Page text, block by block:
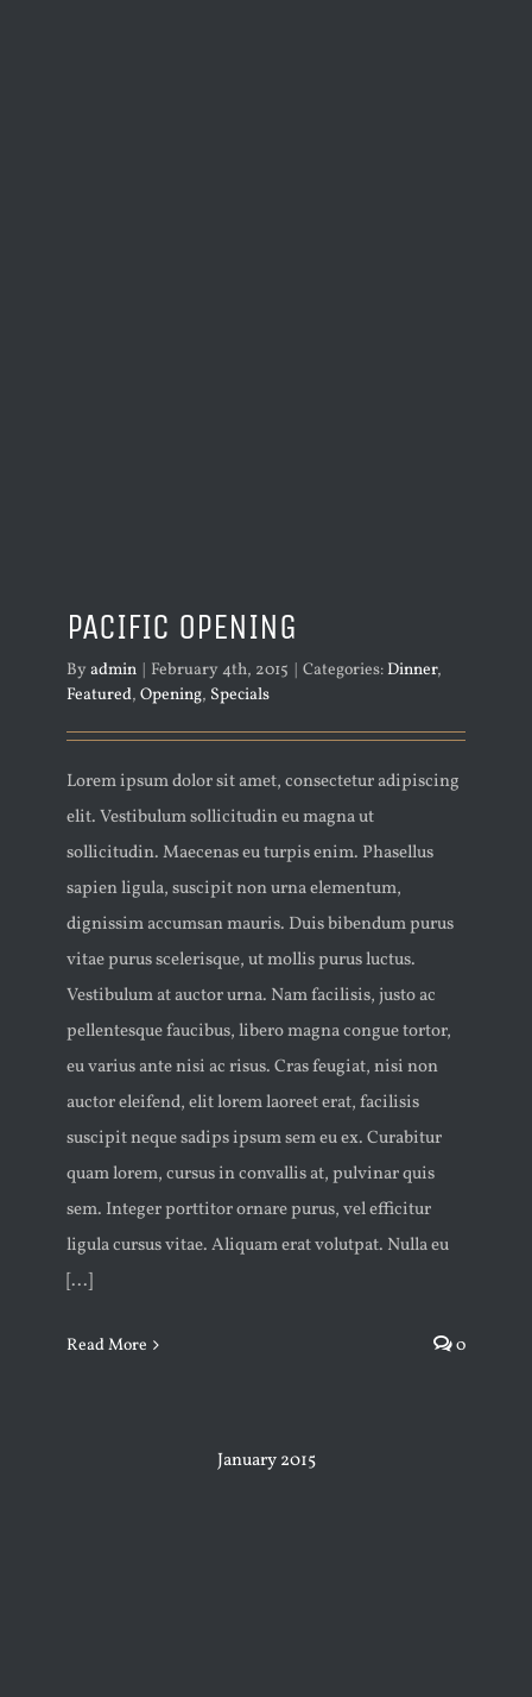
PACIFIC OPENING
By admin | February 4th, 2015 | Categories: Dinner,
Featured, Opening, Specials
Lorem ipsum dolor sit amet, consectetur adipiscing
elit. Vestibulum sollicitudin eu magna ut
sollicitudin. Maecenas eu turpis enim. Phasellus
sapien ligula, suscipit non urna elementum,
dignissim accumsan mauris. Duis bibendum purus
vitae purus scelerisque, ut mollis purus luctus.
Vestibulum at auctor urna. Nam facilisis, justo ac
pellentesque faucibus, libero magna congue tortor,
eu varius ante nisi ac risus. Cras feugiat, nisi non
auctor eleifend, elit lorem laoreet erat, facilisis
suscipit neque sadips ipsum sem eu ex. Curabitur
quam lorem, cursus in convallis at, pulvinar quis
sem. Integer porttitor ornare purus, vel efficitur
ligula cursus vitae. Aliquam erat volutpat. Nulla eu
[...]
Read More 0
January 2015